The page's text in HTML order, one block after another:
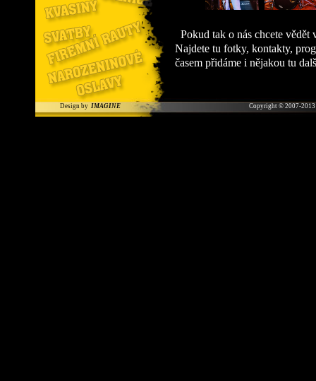
Pokud tak o nás chcete
Najdete tu fotky, kontakty,
časem přidáme i nějakou tu
Design by IMAGINE Copyright © 2007-